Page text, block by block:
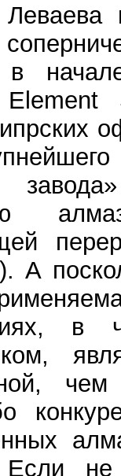
А
в
чем
Если